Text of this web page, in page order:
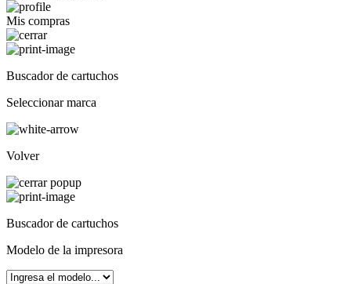
Mis compras
Buscador de cartuchos
Seleccionar marca
Volver
Buscador de cartuchos
Modelo de la impresora